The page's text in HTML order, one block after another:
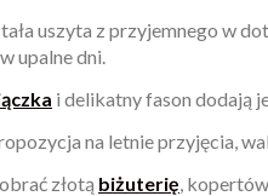
uszyta z przyjemnego w
upalne dni.
i delikatny fason dodają
na letnie przyjęcia,
złotą biżuterię ,